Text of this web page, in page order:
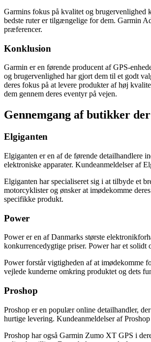
Garmins fokus på kvalitet og brugervenlighed
bedste ruter er tilgængelige for dem. Garmin
præferencer.
Konklusion
Garmin er en førende producent af GPS-
og brugervenlighed har gjort dem til et godt
deres fokus på at levere produkter af høj
dem gennem deres eventyr på vejen.
Gennemgang af butikker
Elgiganten
Elgiganten er en af de førende detailhandlere
elektroniske apparater. Kundeanmeldelser af
Elgiganten har specialiseret sig i at tilbyde et
motorcyklister og ønsker at imødekomme
specifikke produkt.
Power
Power er en af Danmarks største
konkurrencedygtige priser. Power har et solidt
Power forstår vigtigheden af at imødekomme
vejlede kunderne omkring produktet og dets
Proshop
Proshop er en populær online detailhandler,
hurtige levering. Kundeanmeldelser af
Proshop har også Garmin Zumo XT GPS i